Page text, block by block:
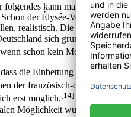
kann man trotzdem
der Élysée-Vertrag stellt
realistisch. Die deutsch-
sich grundsätzlich
schon kein Motor, so doch
die Einbettung der
der französisch-deutschen
erst möglich.[14]
Möglichkeit wurde.